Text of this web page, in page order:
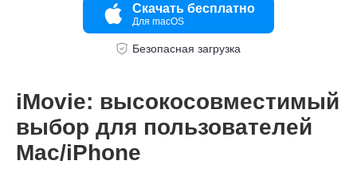
Скачать бесплатно
Для macOS
Безопасная загрузка
iMovie: высокосовместимый
выбор для пользователей
Mac/iPhone